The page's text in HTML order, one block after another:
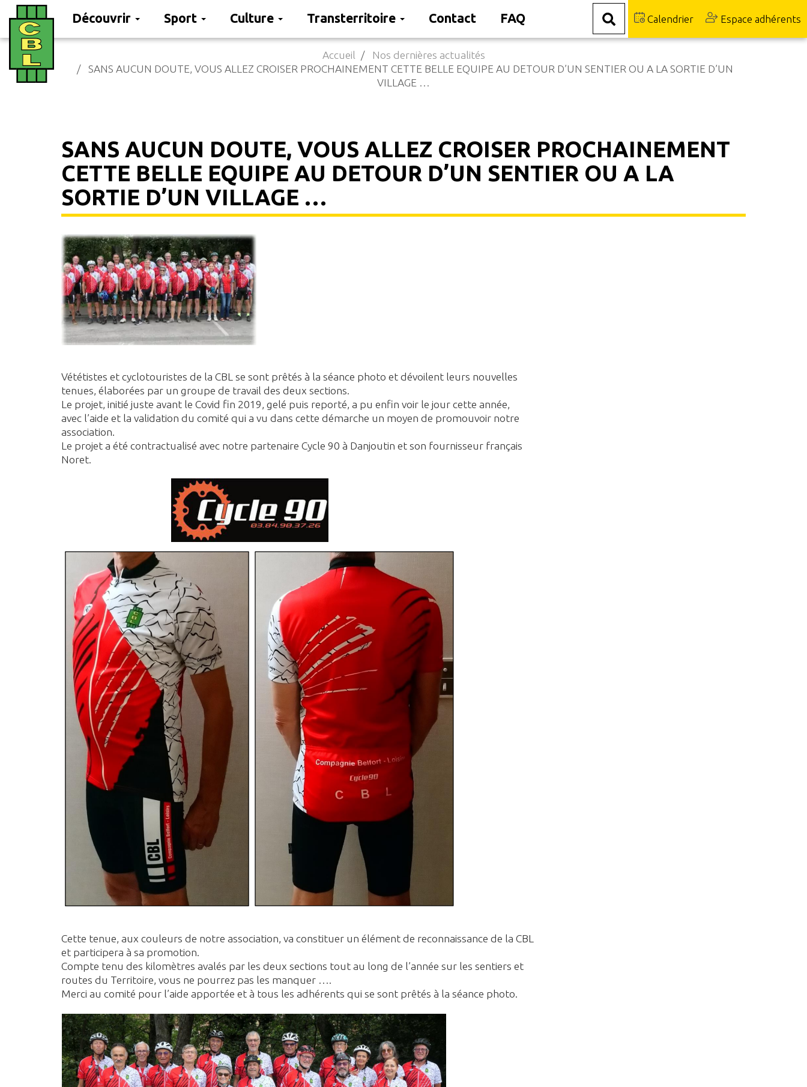
contenu
Découvrir Sport Culture Transterritoire Contact FAQ Calendrier Espace adhérents
Accueil
Nos dernières actualités
SANS AUCUN DOUTE, VOUS ALLEZ CROISER PROCHAINEMENT CETTE BELLE EQUIPE AU DETOUR D’UN SENTIER OU A LA SORTIE D’UN
VILLAGE …
SANS AUCUN DOUTE, VOUS ALLEZ CROISER PROCHAINEMENT
CETTE BELLE EQUIPE AU DETOUR D’UN SENTIER OU A LA
SORTIE D’UN VILLAGE …
Vététistes et cyclotouristes de la CBL se sont prêtés à la séance photo et dévoilent leurs nouvelles
tenues, élaborées par un groupe de travail des deux sections.
Le projet, initié juste avant le Covid fin 2019, gelé puis reporté, a pu enfin voir le jour cette année,
avec l’aide et la validation du comité qui a vu dans cette démarche un moyen de promouvoir notre
association.
Le projet a été contractualisé avec notre partenaire Cycle 90 à Danjoutin et son fournisseur français
Noret.
Cette tenue, aux couleurs de notre association, va constituer un élément de reconnaissance de la CBL
et participera à sa promotion.
Compte tenu des kilomètres avalés par les deux sections tout au long de l’année sur les sentiers et
routes du Territoire, vous ne pourrez pas les manquer ….
Merci au comité pour l’aide apportée et à tous les adhérents qui se sont prêtés à la séance photo.